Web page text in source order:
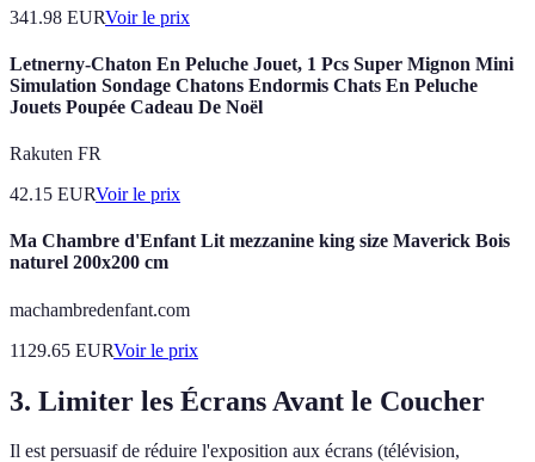
341.98 EURVoir le prix
Letnerny-Chaton En Peluche Jouet, 1 Pcs Super Mignon Mini
Simulation Sondage Chatons Endormis Chats En Peluche
Jouets Poupée Cadeau De Noël
Rakuten FR
42.15 EURVoir le prix
Ma Chambre d'Enfant Lit mezzanine king size Maverick Bois
naturel 200x200 cm
machambredenfant.com
1129.65 EURVoir le prix
3. Limiter les Écrans Avant le Coucher
Il est persuasif de réduire l'exposition aux écrans (télévision,